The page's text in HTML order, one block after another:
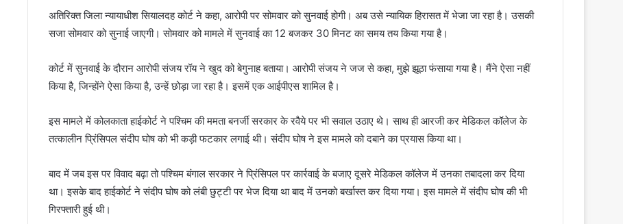
अतिरिक्त जिला न्यायाधीश सियालदह कोर्ट ने कहा, आरोपी पर सोमवार को सुनवाई होगी। अब उसे न्यायिक हिरासत में भेजा जा रहा है। उसकी
सजा सोमवार को सुनाई जाएगी। सोमवार को मामले में सुनवाई का 12 बजकर 30 मिनट का समय तय किया गया है।
कोर्ट में सुनवाई के दौरान आरोपी संजय रॉय ने खुद को बेगुनाह बताया। आरोपी संजय ने जज से कहा, मुझे झूठा फंसाया गया है। मैंने ऐसा नहीं
किया है, जिन्होंने ऐसा किया है, उन्हें छोड़ा जा रहा है। इसमें एक आईपीएस शामिल है।
इस मामले में कोलकाता हाईकोर्ट ने पश्चिम की ममता बनर्जी सरकार के रवैये पर भी सवाल उठाए थे। साथ ही आरजी कर मेडिकल कॉलेज के
तत्कालीन प्रिंसिपल संदीप घोष को भी कड़ी फटकार लगाई थी। संदीप घोष ने इस मामले को दबाने का प्रयास किया था।
बाद में जब इस पर विवाद बढ़ा तो पश्चिम बंगाल सरकार ने प्रिंसिपल पर कार्रवाई के बजाए दूसरे मेडिकल कॉलेज में उनका तबादला कर दिया
था। इसके बाद हाईकोर्ट ने संदीप घोष को लंबी छुट्टी पर भेज दिया था बाद में उनको बर्खास्त कर दिया गया। इस मामले में संदीप घोष की भी
गिरफ्तारी हुई थी।